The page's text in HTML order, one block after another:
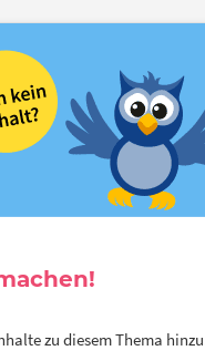
zu diesem Thema